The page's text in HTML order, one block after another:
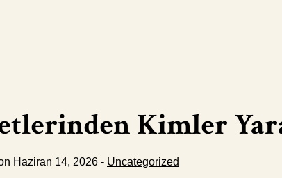
Kimler
Haziran 14, 2026 - Uncategorized